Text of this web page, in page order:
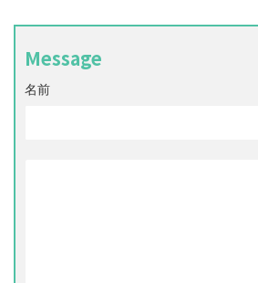
Message
名前